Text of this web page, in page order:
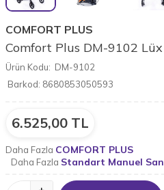
COMFORT PLUS
Comfort Plus DM-9102
Ürün Kodu: DM-9102
Barkod: 8680853050593
6.525,00 TL
Daha Fazla COMFORT PLUS
Daha Fazla Standart Manuel